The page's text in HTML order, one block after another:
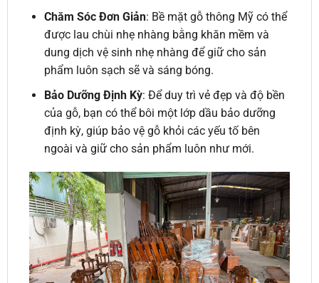
Chăm Sóc Đơn Giản: Bề mặt gỗ thông Mỹ có thể
được lau chùi nhẹ nhàng bằng khăn mềm và
dung dịch vệ sinh nhẹ nhàng để giữ cho sản
phẩm luôn sạch sẽ và sáng bóng.
Bảo Dưỡng Định Kỳ: Để duy trì vẻ đẹp và độ bền
của gỗ, bạn có thể bôi một lớp dầu bảo dưỡng
định kỳ, giúp bảo vệ gỗ khỏi các yếu tố bên
ngoài và giữ cho sản phẩm luôn như mới.